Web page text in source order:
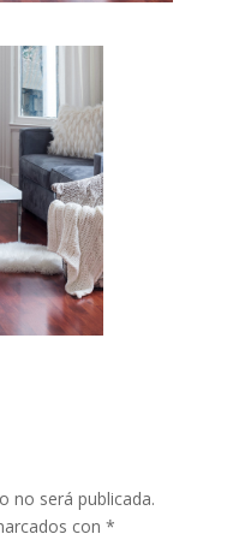
no será publicada.
con *